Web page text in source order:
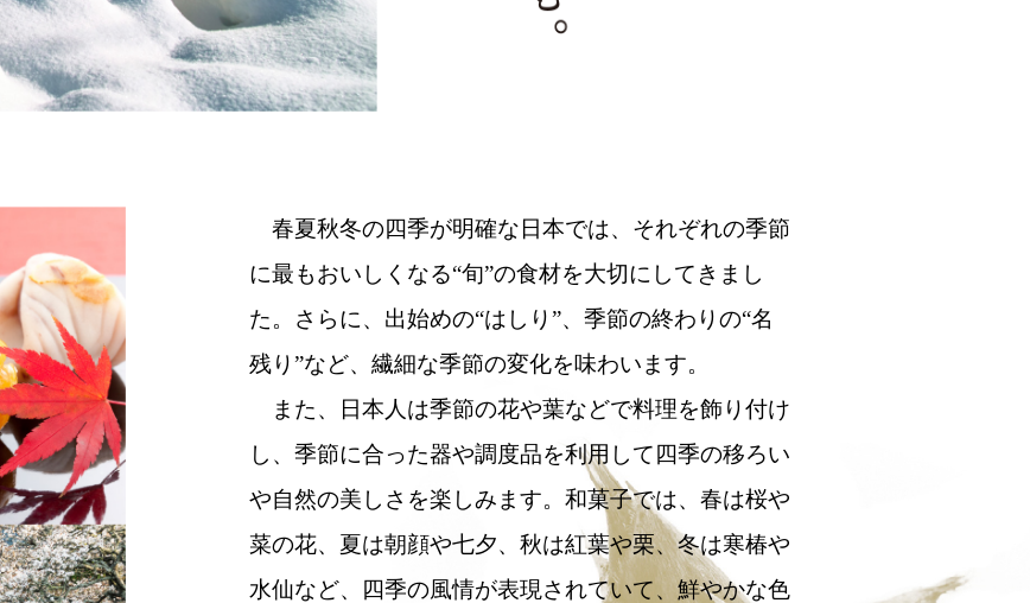
春夏秋冬の四季が明確な日本では、それぞれの季節
に最もおいしくなる“旬”の食材を大切にしてきまし
た。さらに、出始めの“はしり”、季節の終わりの“名
残り”など、繊細な季節の変化を味わいます。
また、日本人は季節の花や葉などで料理を飾り付け
し、季節に合った器や調度品を利用して四季の移ろい
や自然の美しさを楽しみます。和菓子では、春は桜や
菜の花、夏は朝顔や七夕、秋は紅葉や栗、冬は寒椿や
水仙など、四季の風情が表現されていて、鮮やかな色